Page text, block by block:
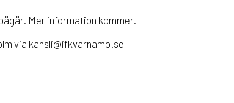
Mer information kommer.
via kansli@ifkvarnamo.se